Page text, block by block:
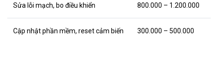
Sửa lỗi mạch, bo điều khiển 800.000 – 1.200.000
Cập nhật phần mềm, reset cảm biến 300.000 – 500.000